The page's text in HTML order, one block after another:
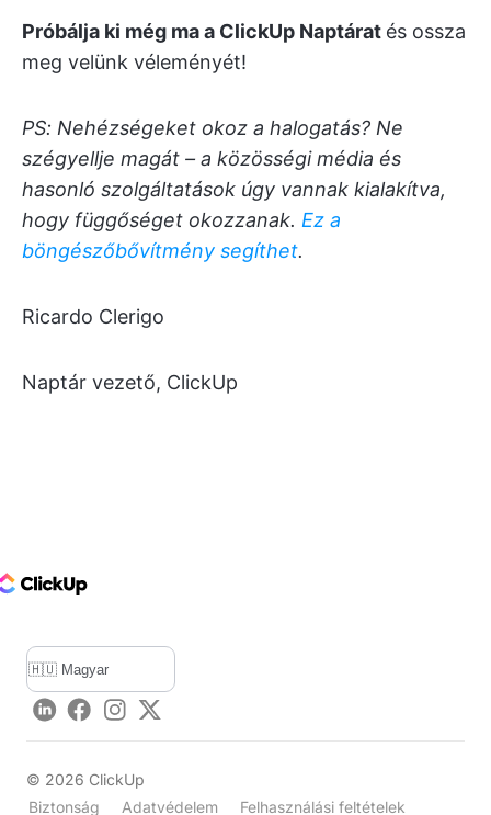
Próbálja ki még ma a ClickUp Naptárat és ossza
meg velünk véleményét!
PS: Nehézségeket okoz a halogatás? Ne
szégyellje magát – a közösségi média és
hasonló szolgáltatások úgy vannak kialakítva,
hogy függőséget okozzanak. Ez a
böngészőbővítmény segíthet.
Ricardo Clerigo
Naptár vezető, ClickUp
Logo
LinkedInFacebook
Instagram
Twitter
© 2026 ClickUp
Biztonság
Adatvédelem Felhasználási feltételek